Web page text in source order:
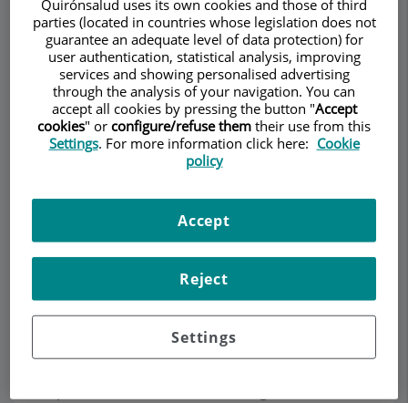
Descripció ServeisEquipContacteDades d'interès
Demanar Cita
Què és la malaltia de Paget
o osteitis deformant?
Quirónsalud uses its own cookies and those of third
parties (located in countries whose legislation does not
guarantee an adequate level of data protection) for
user authentication, statistical analysis, improving
services and showing personalised advertising
through the analysis of your navigation. You can
accept all cookies by pressing the button "Accept
cookies" or configure/refuse them their use from this
Settings. For more information click here: Cookie
policy
Settings
Reject
Accept